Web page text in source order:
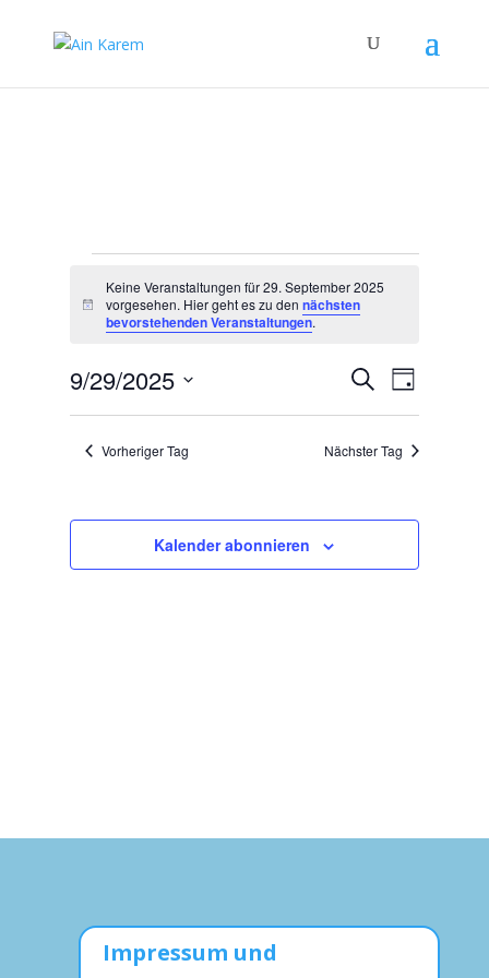
Veranstaltungen
für
29.
September
2025
Hinweis
Keine Veranstaltungen für 29. September 2025
vorgesehen. Hier geht es zu dennächsten
bevorstehenden Veranstaltungen.
Suche
Ansichten,
SucheTag
9/29/2025
Vorheriger Tag Nächster Tag
Kalender abonnieren
Impressum und